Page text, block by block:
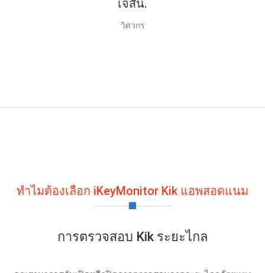
เจสัน.
วิศวกร
ทําไมต้องเลือก iKeyMonitor Kik แอพสอดแนม
การตรวจสอบ Kik ระยะไกล